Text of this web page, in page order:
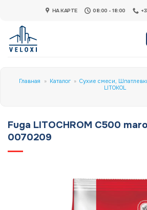
content
НА КАРТЕ 08:00 - 18:00
Главная » Каталог » Сухие смеси,
LITOKOL
Fuga LITOCHROM C500
0070209